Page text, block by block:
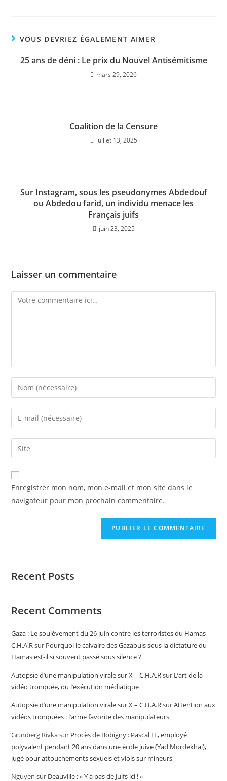
VOUS DEVRIEZ ÉGALEMENT AIMER
25 ans de déni : Le prix du Nouvel Antisémitisme
mars 29, 2026
Coalition de la Censure
juillet 13, 2025
Sur Instagram, sous les pseudonymes Abdedouf
ou Abdedou farid, un individu menace les
Français juifs
juin 23, 2025
Laisser un commentaire
Enregistrer mon nom, mon e-mail et mon site dans le
navigateur pour mon prochain commentaire.
Recent Posts
Recent Comments
Gaza : Le soulèvement du 26 juin contre les terroristes du Hamas –
C.H.A.Rsur Pourquoi le calvaire des Gazaouis sous la dictature du
Hamas est-il si souvent passé sous silence ?
Autopsie d’une manipulation virale sur X – C.H.A.Rsur L’art de la
vidéo tronquée, ou l’exécution médiatique
Autopsie d’une manipulation virale sur X – C.H.A.RsurAttention aux
vidéos tronquées : l’arme favorite des manipulateurs
Grunberg Rivkasur Procès de Bobigny : Pascal H., employé
polyvalent pendant 20 ans dans une école juive (Yad Mordekhai),
jugé pour attouchements sexuels et viols sur mineurs
Nguyen sur Deauville : « Y a pas de Juifs ici ! »